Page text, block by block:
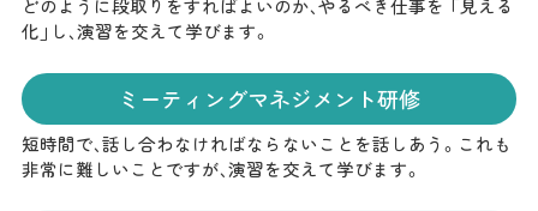
どのように段取りをすればよいのか、やるべき仕事を 「見える
化」し、演習を交えて学びます。
ミーティングマネジメント研修
短時間で、話し合わなければならないことを話しあう。これも
非常に難しいことですが、演習を交えて学びます。